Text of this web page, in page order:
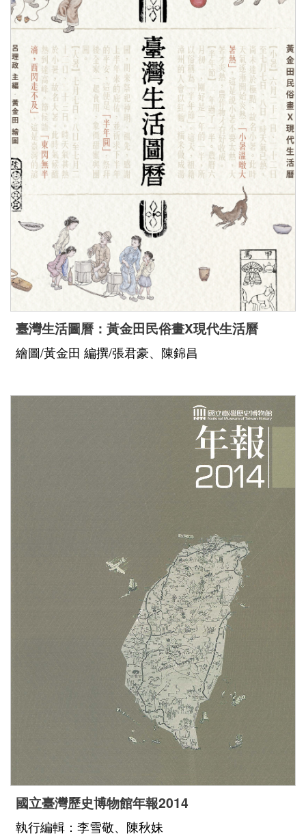
臺灣生活圖曆：黃金田民俗畫X現代生活曆
繪圖/黃金田 編撰/張君豪、陳錦昌
國立臺灣歷史博物館年報2014
執行編輯：李雪敬、陳秋妹